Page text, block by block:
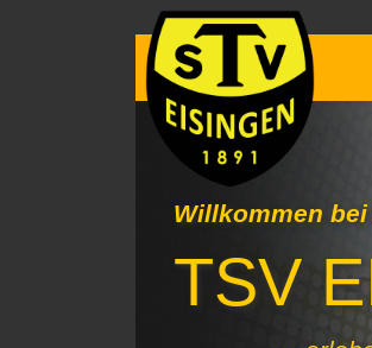
Willkommen
TSV